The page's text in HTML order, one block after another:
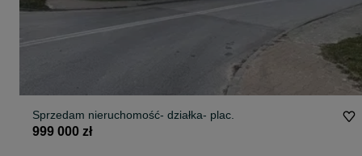
Sprzedam nieruchomość- działka- plac.
999 000 zł